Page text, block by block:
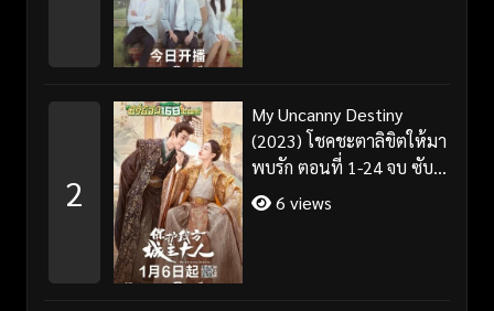
2
My Uncanny Destiny
(2023) โชคชะตาลิขิตให้มา
พบรัก ตอนที่ 1-24 จบ ซับ
ไทย/พากย์ไทย
6 views